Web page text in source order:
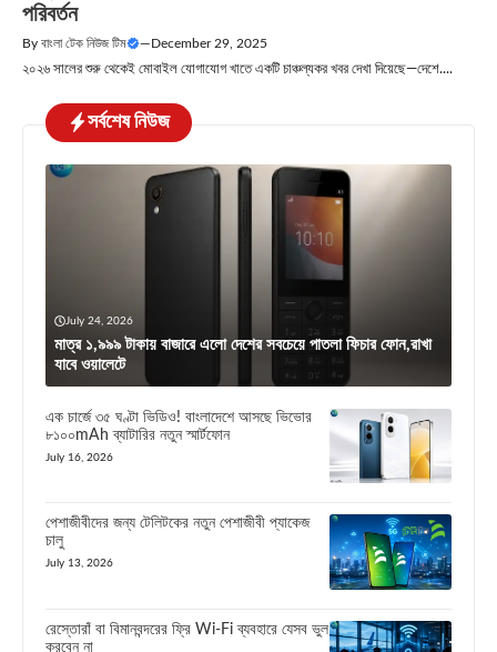
পরিবর্তন
By বাংলা টেক নিউজ টিম —December 29, 2025
২০২৬ সালের শুরু থেকেই মোবাইল যোগাযোগ খাতে একটি চাঞ্চল্যকর খবর দেখা দিয়েছে—দেশে....
সর্বশেষ নিউজ
July 24, 2026
মাত্র ১,৯৯৯ টাকায় বাজারে এলো দেশের সবচেয়ে পাতলা ফিচার ফোন,রাখা
যাবে ওয়ালেটে
এক চার্জে ৩৫ ঘণ্টা ভিডিও! বাংলাদেশে আসছে ভিভোর
৮১০০mAh ব্যাটারির নতুন স্মার্টফোন
July 16, 2026
পেশাজীবীদের জন্য টেলিটকের নতুন পেশাজীবী প্যাকেজ
চালু
July 13, 2026
রেস্তোরাঁ বা বিমানবন্দরের ফ্রি Wi-Fi ব্যবহারে যেসব ভুল
করবেন না